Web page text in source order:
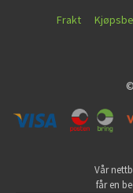
Frakt
Vår
får en